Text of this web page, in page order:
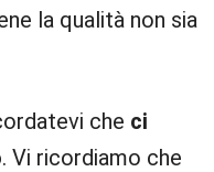
la qualità non sia
che ci
. Vi ricordiamo che